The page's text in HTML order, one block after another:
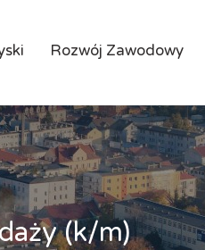
Rozwój Zawodowy
(k/m)